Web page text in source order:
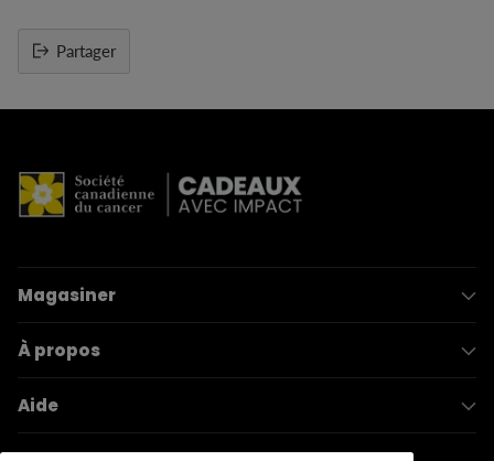
Partager
un
votre
panier
Magasiner
À propos
Aide